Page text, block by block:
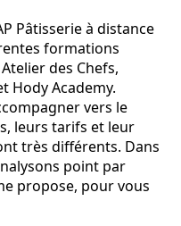
Pâtisserie à distance
formations
des Chefs,
Hody Academy.
vers le
leurs tarifs et leur
très différents. Dans
point par
propose, pour vous